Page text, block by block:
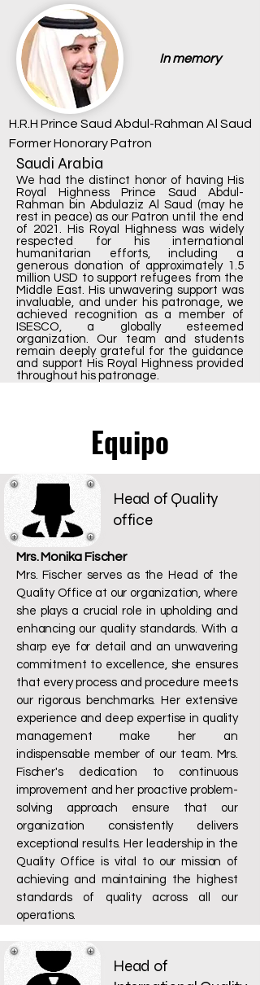
In memory
H.R.H Prince Saud Abdul-Rahman Al Saud
Former Honorary Patron
Saudi Arabia
We had the distinct honor of having His
Royal Highness Prince Saud Abdul-
Rahman bin Abdulaziz Al Saud (may he
rest in peace) as our Patron until the end
of 2021. His Royal Highness was widely
respected for his international
humanitarian efforts, including a
generous donation of approximately 1.5
million USD to support refugees from the
Middle East. His unwavering support was
invaluable, and under his patronage, we
achieved recognition as a member of
ISESCO, a globally esteemed
organization. Our team and students
remain deeply grateful for the guidance
and support His Royal Highness provided
throughout his patronage.
Equipo
Head of Quality
office
Mrs. Monika Fischer
Mrs. Fischer serves as the Head of the
Quality Office at our organization, where
she plays a crucial role in upholding and
enhancing our quality standards. With a
sharp eye for detail and an unwavering
commitment to excellence, she ensures
that every process and procedure meets
our rigorous benchmarks. Her extensive
experience and deep expertise in quality
management make her an
indispensable member of our team. Mrs.
Fischer's dedication to continuous
improvement and her proactive problem-
solving approach ensure that our
organization consistently delivers
exceptional results. Her leadership in the
Quality Office is vital to our mission of
achieving and maintaining the highest
standards of quality across all our
operations.
Head of